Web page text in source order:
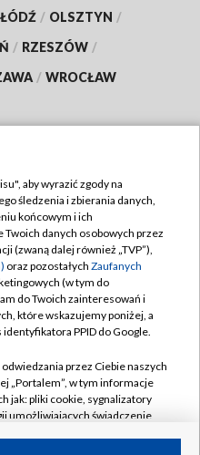
ŁÓDŹ / OLSZTYN /
/ RZESZÓW /
/ WROCŁAW
TVP
aby wyrazić zgody na
śledzenia i zbierania danych,
końcowym i ich
danych osobowych przez
(zwaną dalej również „TVP”),
oraz pozostałych Zaufanych
(w tym do
do Twoich zainteresowań i
które wskazujemy poniżej, a
PPID do Google.
przez Ciebie naszych
„Portalem”, w tym informacje
jak: pliki cookie, sygnalizatory
umożliwiających świadczenie